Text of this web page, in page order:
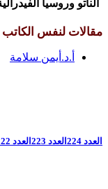
الناتو وروسيا
مقالات لنفس الكاتب
أ.د.أيمن سلامة
العدد 224 العدد 223 العدد 222